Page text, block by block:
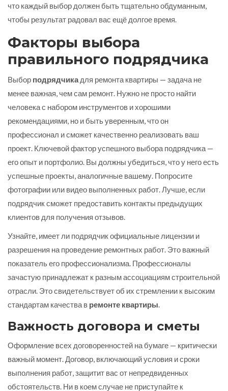
что каждый выбор должен быть тщательно обдуманным,
чтобы результат радовал вас ещё долгое время.
Факторы выбора
правильного подрядчика
Выбор подрядчикадля ремонта квартиры — задача не
менее важная, чем сам ремонт. Нужно не просто найти
человека с набором инструментов и хорошими
рекомендациями, но и быть уверенным, что он
профессионал и сможет качественно реализовать ваш
проект. Ключевой фактор успешного выбора подрядчика —
его опыт и портфолио. Вы должны убедиться, что у него есть
успешные проекты, аналогичные вашему. Попросите
фотографии или видео выполненных работ. Лучше, если
подрядчик сможет предоставить контакты предыдущих
клиентов для получения отзывов.
Узнайте, имеет ли подрядчик официальные лицензии и
разрешения на проведение ремонтных работ. Это важный
показатель его профессионализма. Профессионалы
зачастую принадлежат к разным ассоциациям строительной
отрасли. Это свидетельствует об их стремлении к высоким
стандартам качества в ремонте квартиры.
Важность договора и сметы
Оформление всех договоренностей на бумаге — критически
важный момент. Договор, включающий условия и сроки
выполнения работ, защитит вас от непредвиденных
обстоятельств. Ни в коем случае не приступайте к